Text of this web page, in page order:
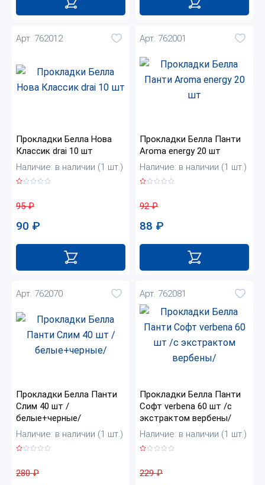
Арт. 762012
Прокладки Белла Нова
Классик drai 10 шт
Наличие: в наличии (1 шт.)
95₽
90 ₽
Арт. 762001
Прокладки Белла Панти
Aroma energy 20 шт
Наличие: в наличии (1 шт.)
92₽
88 ₽
Арт. 762070
Прокладки Белла Панти
Слим 40 шт /
белые+черные/
Наличие: в наличии (1 шт.)
280₽
Арт. 762081
Прокладки Белла Панти
Софт verbena 60 шт /с
экстрактом вербены/
Наличие: в наличии (1 шт.)
229₽